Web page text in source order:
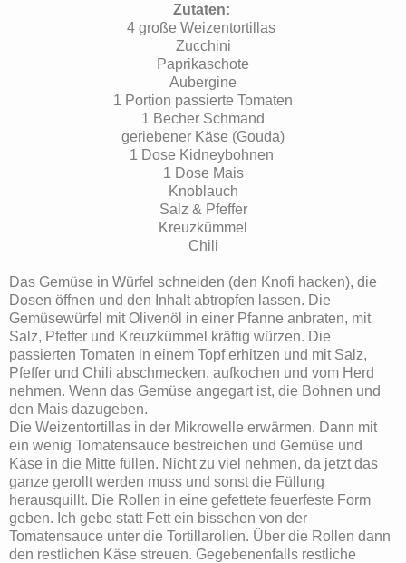
Zutaten:
4 große Weizentortillas
Zucchini
Paprikaschote
Aubergine
1 Portion passierte Tomaten
1 Becher Schmand
geriebener Käse (Gouda)
1 Dose Kidneybohnen
1 Dose Mais
Knoblauch
Salz & Pfeffer
Kreuzkümmel
Chili
Das Gemüse in Würfel schneiden (den Knofi hacken), die
Dosen öffnen und den Inhalt abtropfen lassen. Die
Gemüsewürfel mit Olivenöl in einer Pfanne anbraten, mit
Salz, Pfeffer und Kreuzkümmel kräftig würzen. Die
passierten Tomaten in einem Topf erhitzen und mit Salz,
Pfeffer und Chili abschmecken, aufkochen und vom Herd
nehmen. Wenn das Gemüse angegart ist, die Bohnen und
den Mais dazugeben.
Die Weizentortillas in der Mikrowelle erwärmen. Dann mit
ein wenig Tomatensauce bestreichen und Gemüse und
Käse in die Mitte füllen. Nicht zu viel nehmen, da jetzt das
ganze gerollt werden muss und sonst die Füllung
herausquillt. Die Rollen in eine gefettete feuerfeste Form
geben. Ich gebe statt Fett ein bisschen von der
Tomatensauce unter die Tortillarollen. Über die Rollen dann
den restlichen Käse streuen. Gegebenenfalls restliche